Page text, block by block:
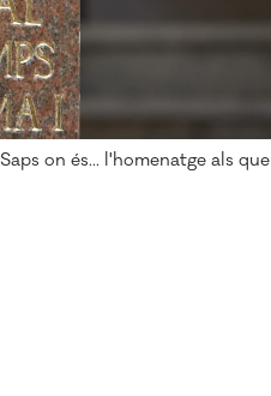
Saps on és... l'homenatge als